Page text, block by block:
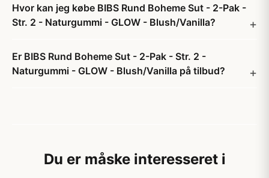
Hvor kan jeg købe BIBS Rund Boheme Sut - 2-Pak -
Str. 2 - Naturgummi - GLOW - Blush/Vanilla?
Er BIBS Rund Boheme Sut - 2-Pak - Str. 2 -
Naturgummi - GLOW - Blush/Vanilla på tilbud?
Du er måske interesseret i